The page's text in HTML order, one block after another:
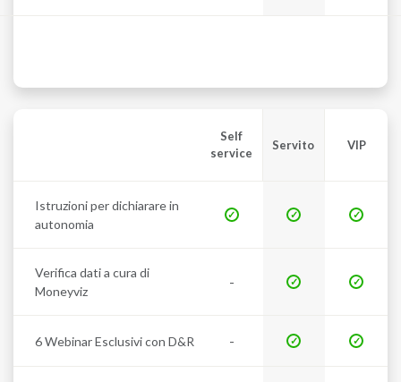
Self
service
Servito VIP
Istruzioni per dichiarare in
autonomia
Verifica dati a cura di
Moneyviz
-
6 Webinar Esclusivi con D&R -